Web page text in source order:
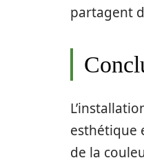
partagent
esthétique
de la